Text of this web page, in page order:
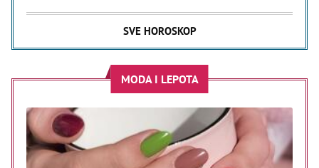
SVE HOROSKOP
MODA I LEPOTA